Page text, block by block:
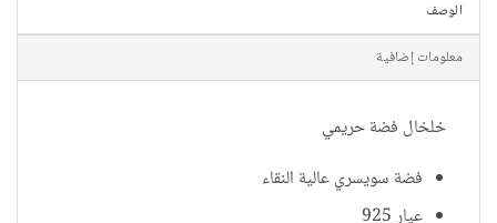
الوصف
معلومات إضافية
خلخال فضة حريمي
فضة سويسري عالية النقاء